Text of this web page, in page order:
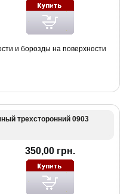
и борозды на поверхности
трехсторонний 0903
350,00 грн.